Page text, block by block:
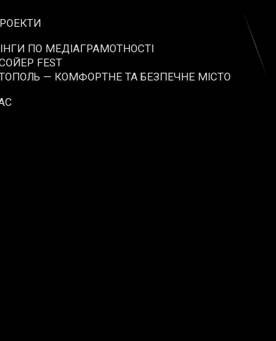
ПО МЕДІАГРАМОТНОСТІ
FEST
— КОМФОРТНЕ ТА БЕЗПЕЧНЕ МІСТО